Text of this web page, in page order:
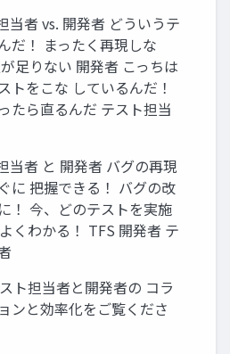
当者 vs. 開発者 どういうテ
だ！ まったく再現しな
足りない 開発者 こっちは
トをこな しているんだ！
たら直るんだ テスト担当
当者 と 開発者 バグの再現
に 把握できる！ バグの改
！ 今、どのテストを実施
くわかる！ TFS 開発者 テ
ト担当者と開発者の コラ
ンと効率化をご覧くださ